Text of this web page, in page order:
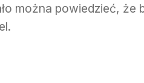
można powiedzieć, że